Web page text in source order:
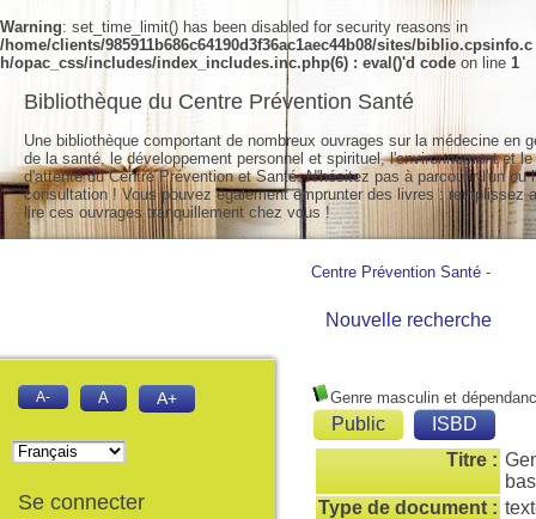
Warning: set_time_limit() has been disabled for security reasons in
/home/clients/985911b686c64190d3f36ac1aec44b08/sites/biblio.cpsinfo.c
h/opac_css/includes/index_includes.inc.php(6) : eval()'d code on line 1
Centre Prévention Santé -
Nouvelle recherche
Genre masculin et
Public
ISBD
Titre :
Type de document :
Bibliothèque du Centre Prévention Santé
Une bibliothèque comportant de nombreux ouvrages sur la médecine en
de la santé, le développement personnel et spirituel, l'environnement et
d'attente du Centre Prévention et Santé. N'hésitez pas à parcourir l'un
consultation ! Vous pouvez également emprunter des livres : remplissez
lire ces ouvrages tranquillement chez vous !
A- A A+
Se connecter